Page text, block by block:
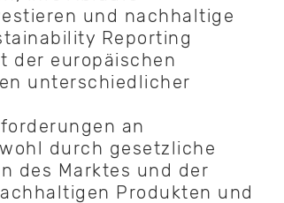
und nachhaltige
Reporting
der europäischen
unterschiedlicher
an
durch gesetzliche
des Marktes und der
Produkten und